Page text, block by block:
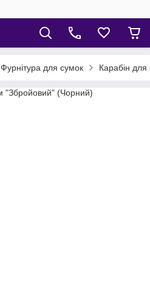
Фурнітура для сумок Карабін для